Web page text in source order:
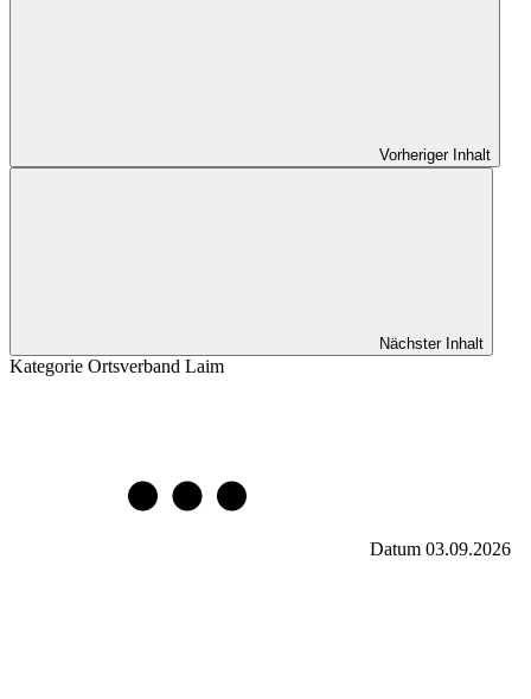
Vorheriger Inhalt
Nächster Inhalt
Kategorie Ortsverband Laim
Datum 03.09.2026